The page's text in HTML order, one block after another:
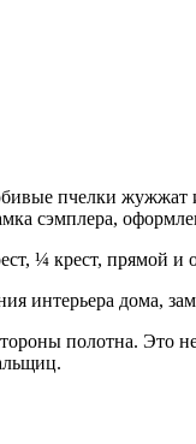
пчелки жужжат и
сэмплера,
¼ крест, прямой и
интерьера дома,
полотна. Это